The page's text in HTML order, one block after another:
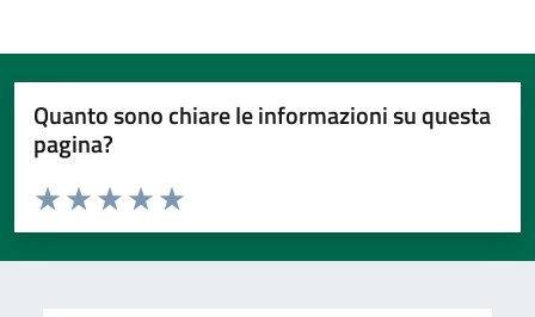
Quanto sono chiare le informazioni su questa
pagina?
Valuta da 1 a 5 stelle la pagina
Valuta 5 stelle su 5
Valuta 4 stelle su 5
Valuta 3 stelle su 5
Valuta 2 stelle su 5
Valuta 1 stelle su 5